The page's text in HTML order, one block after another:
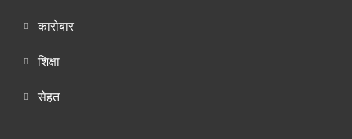
कारोबार
शिक्षा
सेहत